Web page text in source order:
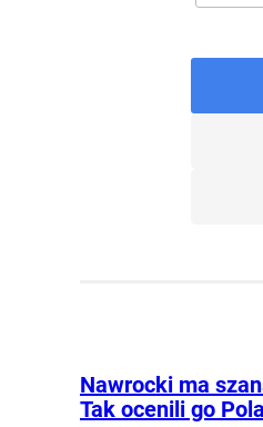
Nawrocki ma
Tak ocenili go